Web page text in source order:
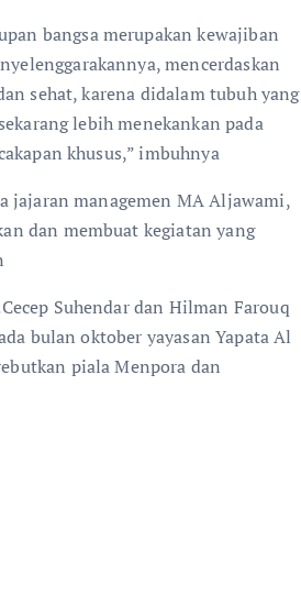
bangsa merupakan kewajiban
mencerdaskan
sehat, karena didalam tubuh yang
lebih menekankan pada
khusus,” imbuhnya
jajaran managemen MA Aljawami,
dan membuat kegiatan yang
Suhendar dan Hilman Farouq
bulan oktober yayasan Yapata Al
piala Menpora dan